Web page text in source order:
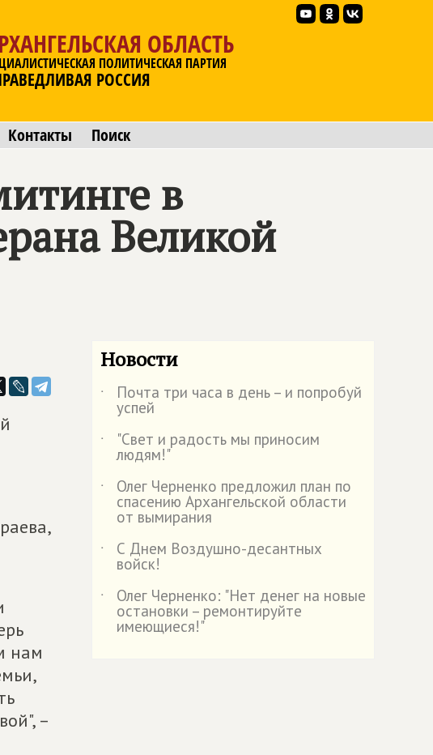
ОБЛАСТЬ
ПОЛИТИЧЕСКАЯ ПАРТИЯ
РОССИЯ
Контакты Поиск
в
Великой
нам
–
Новости
˙ Почта три часа в день – и попробуй
успей
˙
"Свет и радость мы приносим
людям!"
˙
Олег Черненко предложил план по
спасению Архангельской области
от вымирания
˙
С Днем Воздушно-десантных
войск!
˙
Олег Черненко: "Нет денег на новые
остановки – ремонтируйте
имеющиеся!"